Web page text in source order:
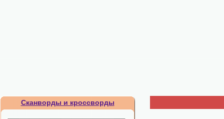
Сканворды и кроссворды